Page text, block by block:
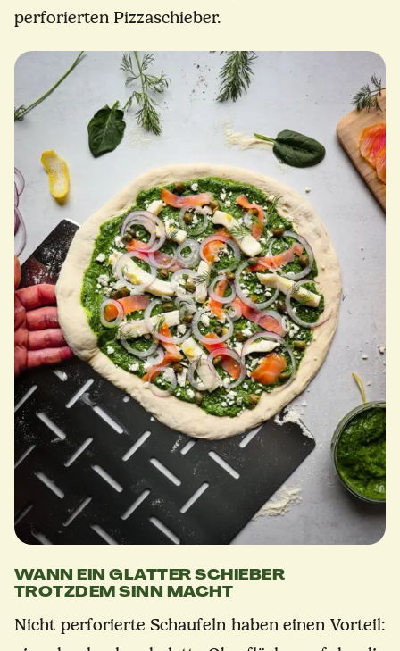
perforierten Pizzaschieber.
WANN EIN GLATTER SCHIEBER
TROTZDEM SINN MACHT
Nicht perforierte Schaufeln haben einen Vorteil: